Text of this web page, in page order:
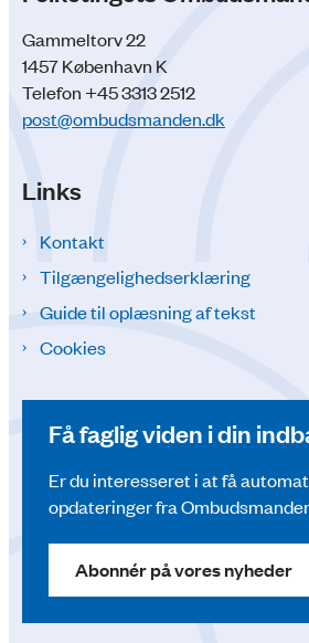
Gammeltorv 22
1457 København K
Telefon +45 3313 2512
post@ombudsmanden.dk
Links
Kontakt
Tilgængelighedserklæring
Guide til oplæsning af tekst
Cookies
Få faglig viden i din
Er du interesseret i at få
opdateringer fra
Abonnér på vores nyheder